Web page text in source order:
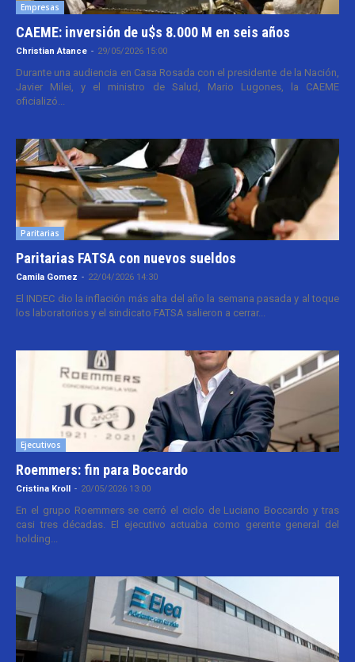
Empresas
CAEME: inversión de u$s 8.000 M en seis años
Christian Atance - 29/05/2026 15:00
Durante una audiencia en Casa Rosada con el presidente de la Nación,
Javier Milei, y el ministro de Salud, Mario Lugones, la CAEME
oficializó...
Paritarias
Paritarias FATSA con nuevos sueldos
Camila Gomez - 22/04/2026 14:30
El INDEC dio la inflación más alta del año la semana pasada y al toque
los laboratorios y el sindicato FATSA salieron a cerrar...
Ejecutivos
Roemmers: fin para Boccardo
Cristina Kroll - 20/05/2026 13:00
En el grupo Roemmers se cerró el ciclo de Luciano Boccardo y tras
casi tres décadas. El ejecutivo actuaba como gerente general del
holding...